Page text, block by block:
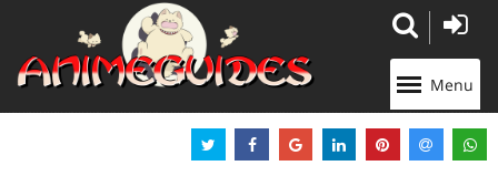
Menu
Panneau de gestion des cookies